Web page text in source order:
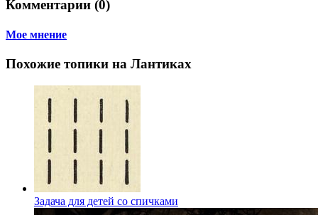
Комментарии (0)
Мое мнение
Похожие топики на Лантиках
Задача для детей со спичками